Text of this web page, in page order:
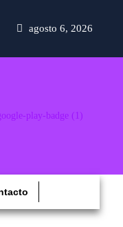
agosto 6, 2026